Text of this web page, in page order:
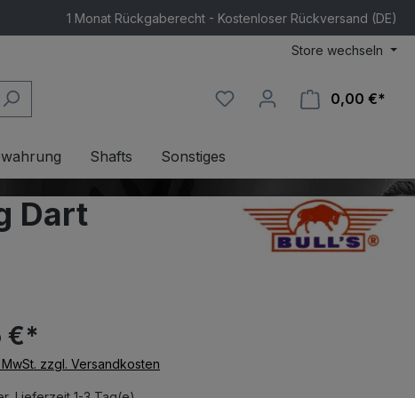
1 Monat Rückgaberecht - Kostenloser Rückversand (DE)
Store wechseln
0,00 €*
Shafts Sonstiges
Dart
€*
zzgl. Versandkosten